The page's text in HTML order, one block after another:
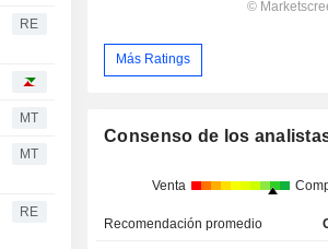
RE
MT
MT
RE
Más Ratings
Consenso de los
Venta
Recomendación promedio